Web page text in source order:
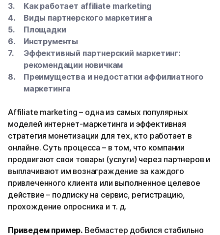
Как работает affiliate marketing
Виды партнерского маркетинга
Площадки
Инструменты
Эффективный партнерский маркетинг:
рекомендации новичкам
Преимущества и недостатки аффилиатного
маркетинга
Affiliate marketing – одна из самых популярных
моделей интернет-маркетинга и эффективная
стратегия монетизации для тех, кто работает в
онлайне. Суть процесса – в том, что компании
продвигают свои товары (услуги) через партнеров и
выплачивают им вознаграждение за каждого
привлеченного клиента или выполненное целевое
действие – подписку на сервис, регистрацию,
прохождение опросника и т. д.
Приведем пример. Вебмастер добился стабильно